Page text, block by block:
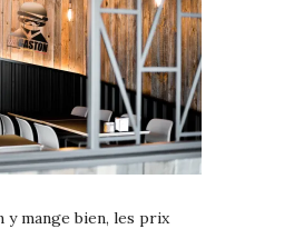
y mange bien, les prix